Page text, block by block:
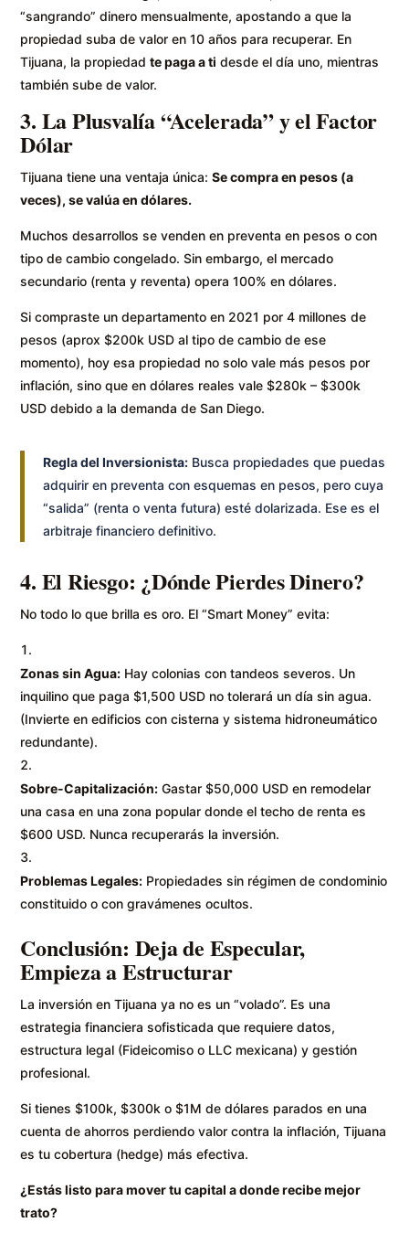
“sangrando” dinero mensualmente, apostando a que la
propiedad suba de valor en 10 años para recuperar. En
Tijuana, la propiedadte paga a ti desde el día uno, mientras
también sube de valor.
3. La Plusvalía “Acelerada” y el Factor
Dólar
Tijuana tiene una ventaja única:Se compra en pesos (a
veces), se valúa en dólares.
Muchos desarrollos se venden en preventa en pesos o con
tipo de cambio congelado. Sin embargo, el mercado
secundario (renta y reventa) opera 100% en dólares.
Si compraste un departamento en 2021 por 4 millones de
pesos (aprox $200k USD al tipo de cambio de ese
momento), hoy esa propiedad no solo vale más pesos por
inflación, sino que en dólares reales vale $280k – $300k
USD debido a la demanda de San Diego.
Regla del Inversionista: Busca propiedades que puedas
adquirir en preventa con esquemas en pesos, pero cuya
“salida” (renta o venta futura) esté dolarizada. Ese es el
arbitraje financiero definitivo.
4. El Riesgo: ¿Dónde Pierdes Dinero?
No todo lo que brilla es oro. El “Smart Money” evita:
Zonas sin Agua: Hay colonias con tandeos severos. Un
inquilino que paga $1,500 USD no tolerará un día sin agua.
(Invierte en edificios con cisterna y sistema hidroneumático
redundante).
Sobre-Capitalización: Gastar $50,000 USD en remodelar
una casa en una zona popular donde el techo de renta es
$600 USD. Nunca recuperarás la inversión.
Problemas Legales: Propiedades sin régimen de condominio
constituido o con gravámenes ocultos.
Conclusión: Deja de Especular,
Empieza a Estructurar
La inversión en Tijuana ya no es un “volado”. Es una
estrategia financiera sofisticada que requiere datos,
estructura legal (Fideicomiso o LLC mexicana) y gestión
profesional.
Si tienes $100k, $300k o $1M de dólares parados en una
cuenta de ahorros perdiendo valor contra la inflación, Tijuana
es tu cobertura (hedge) más efectiva.
¿Estás listo para mover tu capital a donde recibe mejor
trato?